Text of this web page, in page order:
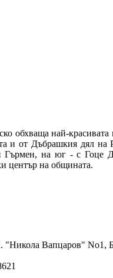
обхваща най-
и от Дъбрашкия дял на
Гърмен, на юг - с Гоце
център на общината.
"Никола Вапцаров" No1,